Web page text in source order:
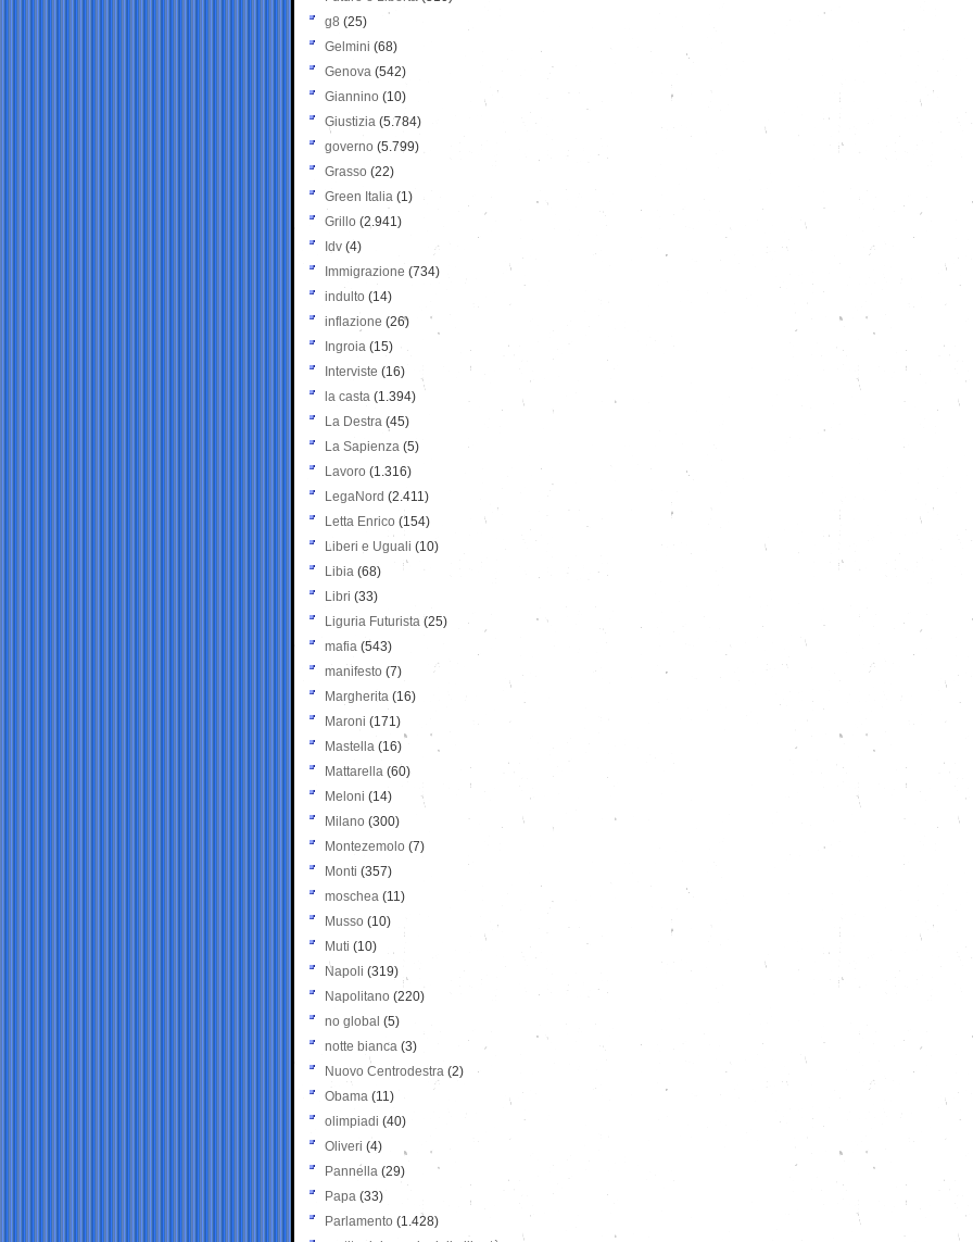
g8 (25)
Gelmini (68)
Genova (542)
Giannino (10)
Giustizia (5.784)
governo (5.799)
Grasso (22)
Green Italia (1)
Grillo (2.941)
Idv (4)
Immigrazione (734)
indulto (14)
inflazione (26)
Ingroia (15)
Interviste (16)
la casta (1.394)
La Destra (45)
La Sapienza (5)
Lavoro (1.316)
LegaNord (2.411)
Letta Enrico (154)
Liberi e Uguali (10)
Libia (68)
Libri (33)
Liguria Futurista (25)
mafia (543)
manifesto (7)
Margherita (16)
Maroni (171)
Mastella (16)
Mattarella (60)
Meloni (14)
Milano (300)
Montezemolo (7)
Monti (357)
moschea (11)
Musso (10)
Muti (10)
Napoli (319)
Napolitano (220)
no global (5)
notte bianca (3)
Nuovo Centrodestra (2)
Obama (11)
olimpiadi (40)
Oliveri (4)
Pannella (29)
Papa (33)
Parlamento (1.428)